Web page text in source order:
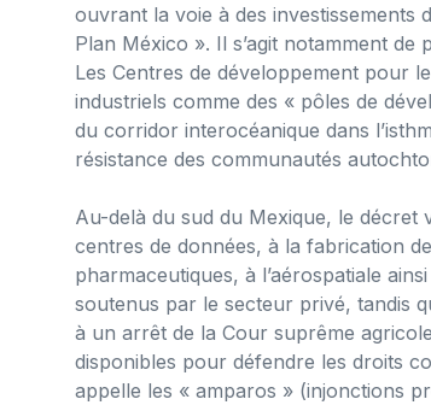
ouvrant la voie à des investissements
Plan México ». Il s’agit notamment
Les Centres de développement pour
industriels comme des « pôles de
du corridor interocéanique dans
résistance des communautés
Au-delà du sud du Mexique, le
centres de données, à la fabrication
pharmaceutiques, à l’aérospatiale
soutenus par le secteur privé, tandis
à un arrêt de la Cour suprême
disponibles pour défendre les droits
appelle les « amparos » (injonctions